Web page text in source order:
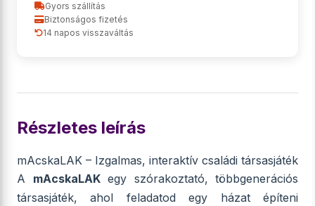
Gyors szállítás
Biztonságos fizetés
14 napos visszaváltás
Részletes leírás
mAcskaLAK – Izgalmas, interaktív családi társasjáték
A mAcskaLAKegy szórakoztató, többgenerációs
társasjáték, ahol feladatod egy házat építeni